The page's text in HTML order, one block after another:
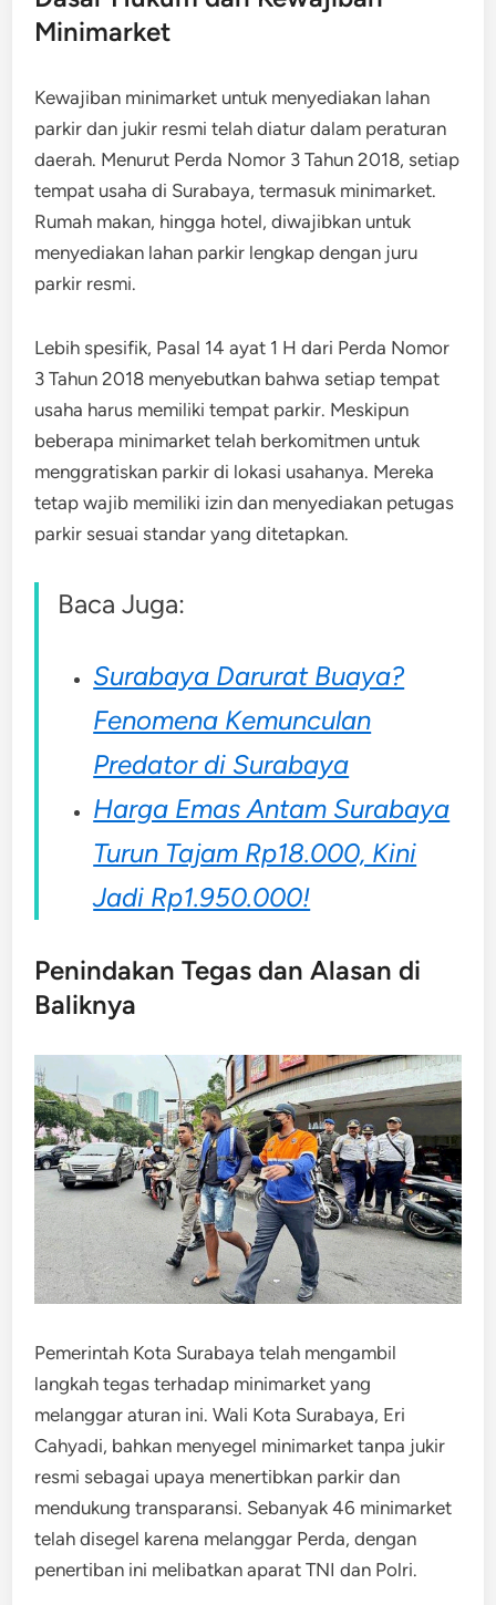
Minimarket
Kewajiban minimarket untuk menyediakan lahan
parkir dan jukir resmi telah diatur dalam peraturan
daerah. Menurut Perda Nomor 3 Tahun 2018, setiap
tempat usaha di Surabaya, termasuk minimarket.
Rumah makan, hingga hotel, diwajibkan untuk
menyediakan lahan parkir lengkap dengan juru
parkir resmi.
Lebih spesifik, Pasal 14 ayat 1 H dari Perda Nomor
3 Tahun 2018 menyebutkan bahwa setiap tempat
usaha harus memiliki tempat parkir. Meskipun
beberapa minimarket telah berkomitmen untuk
menggratiskan parkir di lokasi usahanya. Mereka
tetap wajib memiliki izin dan menyediakan petugas
parkir sesuai standar yang ditetapkan.
Baca Juga:
Surabaya Darurat Buaya?
Fenomena Kemunculan
Predator di Surabaya
Harga Emas Antam Surabaya
Turun Tajam Rp18.000, Kini
Jadi Rp1.950.000!
Penindakan Tegas dan Alasan di
Baliknya
Pemerintah Kota Surabaya telah mengambil
langkah tegas terhadap minimarket yang
melanggar aturan ini. Wali Kota Surabaya, Eri
Cahyadi, bahkan menyegel minimarket tanpa jukir
resmi sebagai upaya menertibkan parkir dan
mendukung transparansi. Sebanyak 46 minimarket
telah disegel karena melanggar Perda, dengan
penertiban ini melibatkan aparat TNI dan Polri.